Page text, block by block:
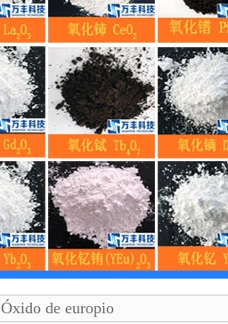
Óxido de europio